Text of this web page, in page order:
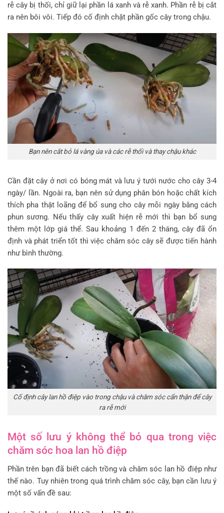
rễ cây bị thối, chỉ giữ lại phần lá xanh và rễ xanh. Phần rễ bị cắt
ra nên bôi vôi. Tiếp đó cố định chặt phần gốc cây trong chậu.
Bạn nên cắt bỏ lá vàng úa và các rễ thối và thay chậu khác
Cần đặt cây ở nơi có bóng mát và lưu ý tưới nước cho cây 3-4
ngày/ lần. Ngoài ra, bạn nên sử dụng phân bón hoặc chất kích
thích pha thật loãng để bổ sung cho cây mỗi ngày bằng cách
phun sương. Nếu thấy cây xuất hiện rễ mới thì bạn bổ sung
thêm một lớp giá thể. Sau khoảng 1 đến 2 tháng, cây đã ổn
định và phát triển tốt thì việc chăm sóc cây sẽ được tiến hành
như bình thường.
Cố định cây lan hồ điệp vào trong chậu và chăm sóc cẩn thận để cây
ra rễ mới
Một số lưu ý không thể bỏ qua trong việc
chăm sóc hoa lan hồ điệp
Phần trên bạn đã biết cách trồng và chăm sóc lan hồ điệp như
thế nào. Tuy nhiên trong quá trình chăm sóc cây, bạn cần lưu ý
một số vấn đề sau: